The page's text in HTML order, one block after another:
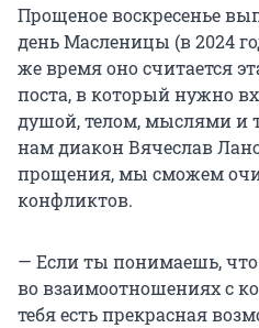
Прощеное воскресенье
день Масленицы (в 2024
же время оно считается
поста, в который нужно
душой, телом, мыслями и
нам диакон Вячеслав
прощения, мы сможем
конфликтов.
— Если ты понимаешь, что
во взаимоотношениях с
тебя есть прекрасная